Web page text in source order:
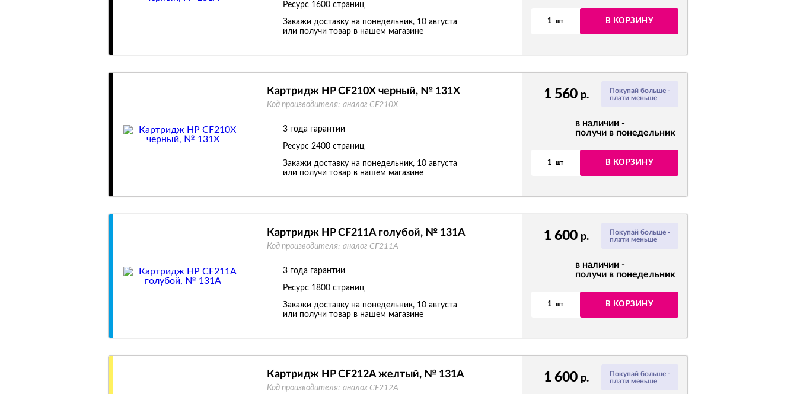
1 шт В КОРЗИНУ
Ресурс 1600 страниц
Закажи доставку на понедельник, 10 августа
или получи товар в нашем магазине
Покупай больше -
плати меньше
1 560 р.
в наличии -
получи в понедельник
1 шт В КОРЗИНУ
Картридж HP CF210X черный, № 131X
Код производителя: аналог CF210X
3 года гарантии
Ресурс 2400 страниц
Закажи доставку на понедельник, 10 августа
или получи товар в нашем магазине
Покупай больше -
плати меньше
1 600 р.
в наличии -
получи в понедельник
1 шт В КОРЗИНУ
Картридж HP CF211A голубой, № 131A
Код производителя: аналог CF211A
3 года гарантии
Ресурс 1800 страниц
Закажи доставку на понедельник, 10 августа
или получи товар в нашем магазине
Покупай больше -
плати меньше
1 600 р.
Картридж HP CF212A желтый, № 131A
Код производителя: аналог CF212A